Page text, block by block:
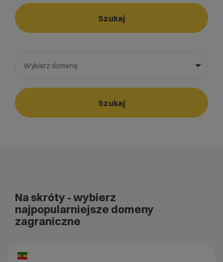
Wybierz gotową listę. Użyj spacji, aby otworzyć.
Naciśnij spację, aby otworzyć listę, klawisze strzałek, aby
Szukaj
Wybierz domenę
Wybierz gotową listę. Użyj spacji, aby otworzyć.
Naciśnij spację, aby otworzyć listę, klawisze strzałek, aby
Szukaj
Na skróty - wybierz
najpopularniejsze domeny
zagraniczne